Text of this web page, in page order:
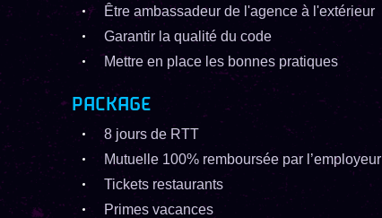
Être ambassadeur de l'agence à l'extérieur
Garantir la qualité du code
Mettre en place les bonnes pratiques
PACKAGE
8 jours de RTT
Mutuelle 100% remboursée par l’employeur
Tickets restaurants
Primes vacances